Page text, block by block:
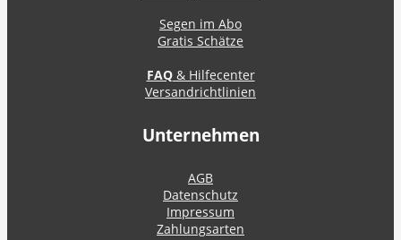
Segen im Abo
Gratis Schätze
FAQ& Hilfecenter
Versandrichtlinien
Unternehmen
AGB
Datenschutz
Impressum
Zahlungsarten